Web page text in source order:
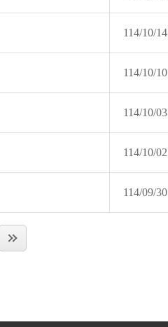
114/10/14
114/10/10
114/10/03
114/10/02
114/09/30